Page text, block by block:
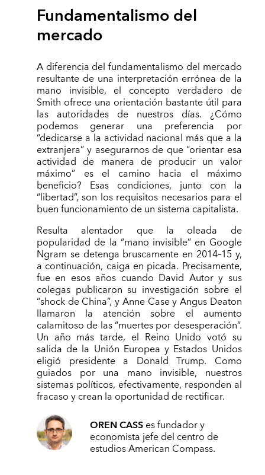
Fundamentalismo del
mercado
A diferencia del fundamentalismo del mercado
resultante de una interpretación errónea de la
mano invisible, el concepto verdadero de
Smith ofrece una orientación bastante útil para
las autoridades de nuestros días. ¿Cómo
podemos generar una preferencia por
“dedicarse a la actividad nacional más que a la
extranjera” y asegurarnos de que “orientar esa
actividad de manera de producir un valor
máximo” es el camino hacia el máximo
beneficio? Esas condiciones, junto con la
“libertad”, son los requisitos necesarios para el
buen funcionamiento de un sistema capitalista.
Resulta alentador que la oleada de
popularidad de la “mano invisible” en Google
Ngram se detenga bruscamente en 2014–15 y,
a continuación, caiga en picada. Precisamente,
fue en esos años cuando David Autor y sus
colegas publicaron su investigación sobre el
“shock de China”, y Anne Case y Angus Deaton
llamaron la atención sobre el aumento
calamitoso de las “muertes por desesperación”.
Un año más tarde, el Reino Unido votó su
salida de la Unión Europea y Estados Unidos
eligió presidente a Donald Trump. Como
guiados por una mano invisible, nuestros
sistemas políticos, efectivamente, responden al
fracaso y crean la oportunidad de rectificar.
OREN CASSes fundador y
economista jefe del centro de
estudios American Compass.